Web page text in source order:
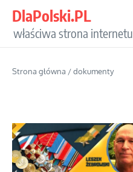
DlaPolski.PL
właściwa strona internetu
Strona główna /dokumenty